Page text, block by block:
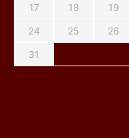
17
18 19
24
25 26
31